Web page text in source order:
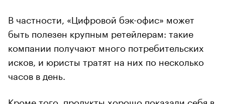
В частности, «Цифровой бэк-офис» может
быть полезен крупным ретейлерам: такие
компании получают много потребительских
исков, и юристы тратят на них по несколько
часов в день.
Кроме того, продукты хорошо показали себя в